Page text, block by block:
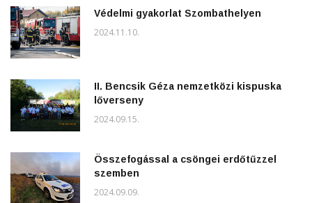
Védelmi gyakorlat Szombathelyen
2024.11.10.
II. Bencsik Géza nemzetközi kispuska
lőverseny
2024.09.15.
Összefogással a csöngei erdőtűzzel
szemben
2024.09.09.